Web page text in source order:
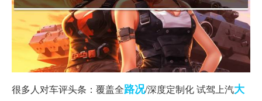
很多人对车评头条：覆盖全路况/深度定制化 试驾上汽大